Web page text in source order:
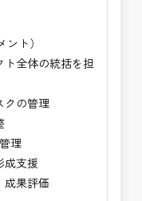
位ポジションを
できるキャリ
きる仕事
問い合わせくだ
は別途ご相談く
近畿地方など）
お選びくださ
ト）
ト全体の統括を担
クの管理
理
成支援
成果評価